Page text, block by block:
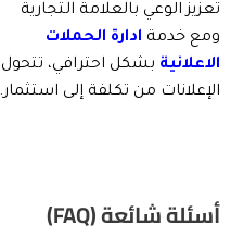
تعزيز الوعي بالعلامة التجارية
ومع خدمة ادارة الحملات
الاعلانية بشكل احترافي، تتحول
الإعلانات من تكلفة إلى استثمار.
أسئلة شائعة (FAQ)